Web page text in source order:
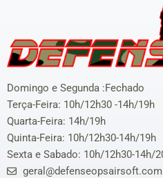
Domingo e Segunda :Fechado
Terça-Feira: 10h/12h30 -14h/19h
Quarta-Feira: 14h/19h
Quinta-Feira: 10h/12h30-14h/19h
Sexta e Sabado: 10h/12h30-14h/
geral@defenseopsairsoft.com